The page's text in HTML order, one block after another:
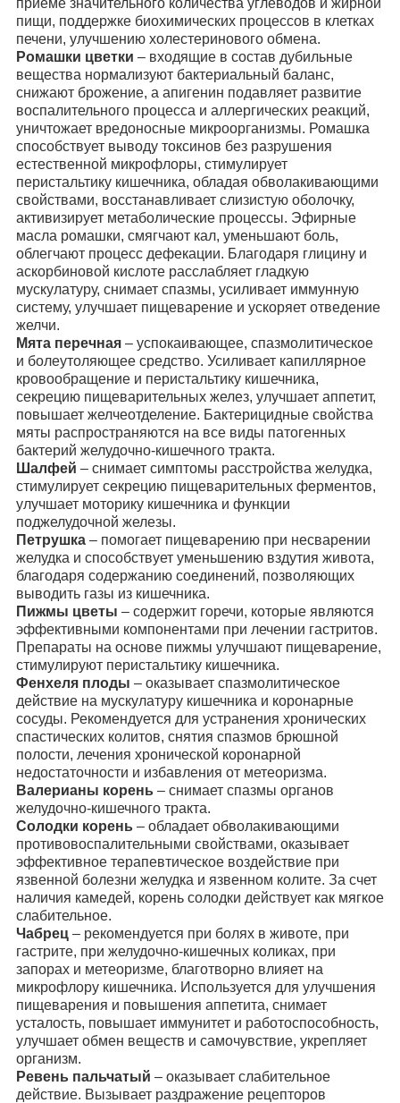
пищи, поддержке биохимических процессов в клетках
печени, улучшению холестеринового обмена.
Ромашки цветки – входящие в состав дубильные
вещества нормализуют бактериальный баланс,
снижают брожение, а апигенин подавляет развитие
воспалительного процесса и аллергических реакций,
уничтожает вредоносные микроорганизмы. Ромашка
способствует выводу токсинов без разрушения
естественной микрофлоры, стимулирует
перистальтику кишечника, обладая обволакивающими
свойствами, восстанавливает слизистую оболочку,
активизирует метаболические процессы. Эфирные
масла ромашки, смягчают кал, уменьшают боль,
облегчают процесс дефекации. Благодаря глицину и
аскорбиновой кислоте расслабляет гладкую
мускулатуру, снимает спазмы, усиливает иммунную
систему, улучшает пищеварение и ускоряет отведение
желчи.
Мята перечная – успокаивающее, спазмолитическое
и болеутоляющее средство. Усиливает капиллярное
кровообращение и перистальтику кишечника,
секрецию пищеварительных желез, улучшает аппетит,
повышает желчеотделение. Бактерицидные свойства
мяты распространяются на все виды патогенных
бактерий желудочно-кишечного тракта.
Шалфей – снимает симптомы расстройства желудка,
стимулирует секрецию пищеварительных ферментов,
улучшает моторику кишечника и функции
поджелудочной железы.
Петрушка – помогает пищеварению при несварении
желудка и способствует уменьшению вздутия живота,
благодаря содержанию соединений, позволяющих
выводить газы из кишечника.
Пижмы цветы – содержит горечи, которые являются
эффективными компонентами при лечении гастритов.
Препараты на основе пижмы улучшают пищеварение,
стимулируют перистальтику кишечника.
Фенхеля плоды – оказывает спазмолитическое
действие на мускулатуру кишечника и коронарные
сосуды. Рекомендуется для устранения хронических
спастических колитов, снятия спазмов брюшной
полости, лечения хронической коронарной
недостаточности и избавления от метеоризма.
Валерианы корень – снимает спазмы органов
желудочно-кишечного тракта.
Солодки корень – обладает обволакивающими
противовоспалительными свойствами, оказывает
эффективное терапевтическое воздействие при
язвенной болезни желудка и язвенном колите. За счет
наличия камедей, корень солодки действует как мягкое
слабительное.
Чабрец – рекомендуется при болях в животе, при
гастрите, при желудочно-кишечных коликах, при
запорах и метеоризме, благотворно влияет на
микрофлору кишечника. Используется для улучшения
пищеварения и повышения аппетита, снимает
усталость, повышает иммунитет и работоспособность,
улучшает обмен веществ и самочувствие, укрепляет
организм.
Ревень пальчатый – оказывает слабительное
действие. Вызывает раздражение рецепторов